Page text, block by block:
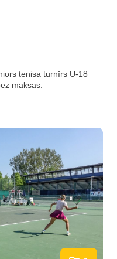
tenisa turnīrs U-18
maksas.